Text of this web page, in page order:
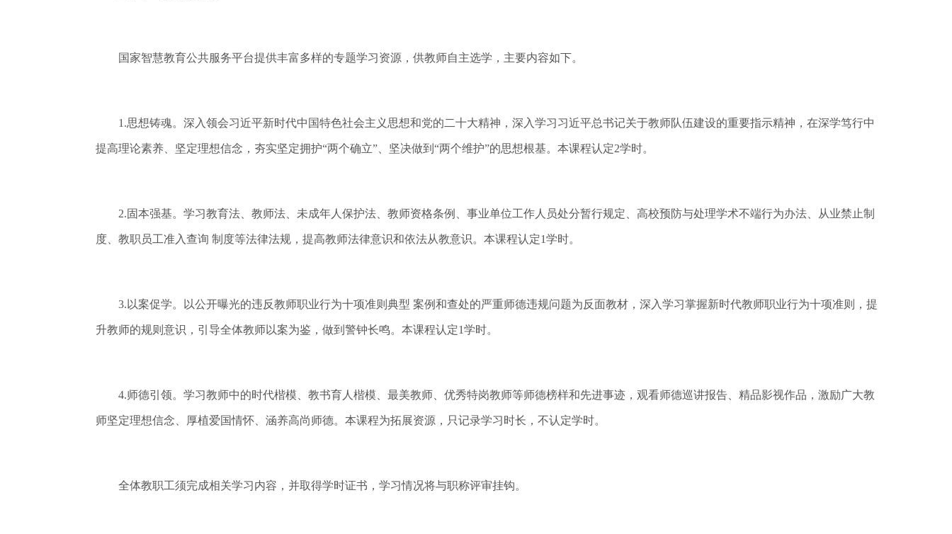
国家智慧教育公共服务平台提供丰富多样的专题学习资源，供教师自主选学，主要内容如下。
1.思想铸魂。深入领会习近平新时代中国特色社会主义思想和党的二十大精神，深入学习习近平总书记关于教师队伍建设的重要指示精神，在深学笃行中
提高理论素养、坚定理想信念，夯实坚定拥护“两个确立”、坚决做到“两个维护”的思想根基。本课程认定2学时。
2.固本强基。学习教育法、教师法、未成年人保护法、教师资格条例、事业单位工作人员处分暂行规定、高校预防与处理学术不端行为办法、从业禁止制
度、教职员工准入查询 制度等法律法规，提高教师法律意识和依法从教意识。本课程认定1学时。
3.以案促学。以公开曝光的违反教师职业行为十项准则典型 案例和查处的严重师德违规问题为反面教材，深入学习掌握新时代教师职业行为十项准则，提
升教师的规则意识，引导全体教师以案为鉴，做到警钟长鸣。本课程认定1学时。
4.师德引领。学习教师中的时代楷模、教书育人楷模、最美教师、优秀特岗教师等师德榜样和先进事迹，观看师德巡讲报告、精品影视作品，激励广大教
师坚定理想信念、厚植爱国情怀、涵养高尚师德。本课程为拓展资源，只记录学习时长，不认定学时。
全体教职工须完成相关学习内容，并取得学时证书，学习情况将与职称评审挂钩。